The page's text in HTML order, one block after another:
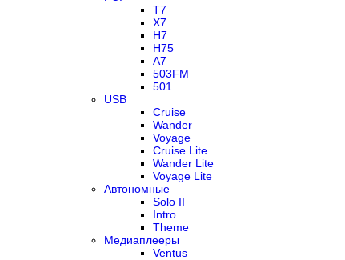
T7
X7
H7
H75
A7
503FM
501
USB
Cruise
Wander
Voyage
Cruise Lite
Wander Lite
Voyage Lite
Автономные
Solo II
Intro
Theme
Медиаплееры
Ventus